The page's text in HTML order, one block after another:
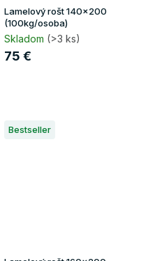
Lamelový rošt 140x200
(100kg/osoba)
Skladom (>3 ks)
75 €
Bestseller